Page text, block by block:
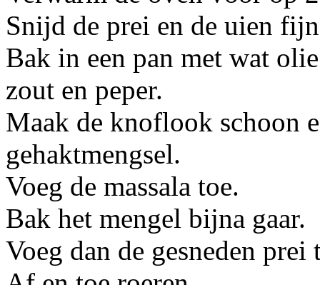
Snijd de prei en de uien
Bak in een pan met wat
zout en peper.
Maak de knoflook schoon
gehaktmengsel.
Voeg de massala toe.
Bak het mengel bijna gaar.
Voeg dan de gesneden prei